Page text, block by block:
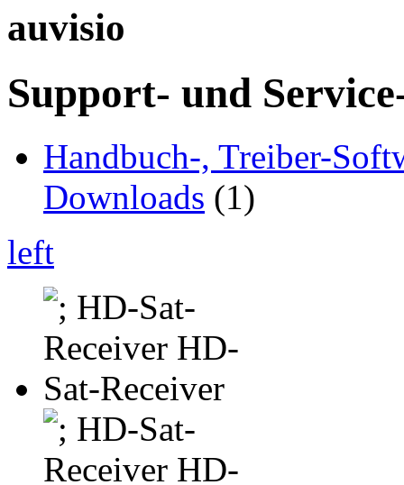
auvisio
Support- und
Handbuch-, Treiber-
Downloads (1)
left